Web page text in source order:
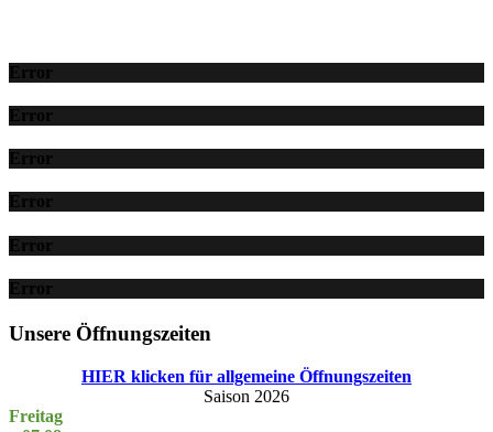
Error
Error
Error
Error
Error
Error
Unsere Öffnungszeiten
HIER klicken für allgemeine Öffnungszeiten
Saison 2026
Freitag